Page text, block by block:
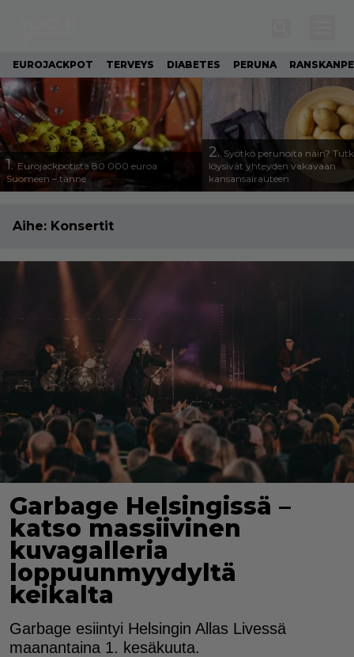
EUROJACKPOT TERVEYS DIABETES PERUNA
1. Eurojackpotista 80 000 euroa
Suomeen – tänne
2. Syötkö perunoita näin?
löysivät yhteyden vakavaan
kansansairauteen
Aihe: Konsertit
Garbage Helsingissä –
katso massiivinen
kuvagalleria
loppuunmyydyltä
keikalta
Garbage esiintyi Helsingin Allas Livessä
maanantaina 1. kesäkuuta.